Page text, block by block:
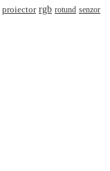
proiector rgb rotund senzor